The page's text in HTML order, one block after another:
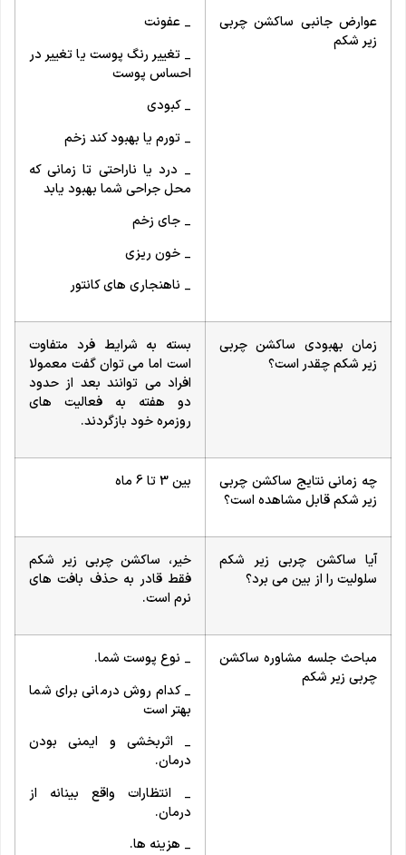
عوارض جانبی ساکشن چربی
زیر شکم
_ عفونت
_ تغییر رنگ پوست یا تغییر در
احساس پوست
_ کبودی
_ تورم یا بهبود کند زخم
_ درد یا ناراحتی تا زمانی که
محل جراحی شما بهبود یابد
_ جای زخم
_ خون ریزی
_ ناهنجاری های کانتور
زمان بهبودی ساکشن چربی
زیر شکم چقدر است؟
بسته به شرایط فرد متفاوت
است اما می توان گفت معمولا
افراد می توانند بعد از حدود
دو هفته به فعالیت های
روزمره خود بازگردند.
چه زمانی نتایج ساکشن چربی
زیر شکم قابل مشاهده است؟
بین 3 تا 6 ماه
آیا ساکشن چربی زیر شکم
سلولیت را از بین می برد؟
خیر، ساکشن چربی زیر شکم
فقط قادر به حذف بافت های
نرم است.
مباحث جلسه مشاوره ساکشن
چربی زیر شکم
_ نوع پوست شما.
_ کدام روش درمانی برای شما
بهتر است
_ اثربخشی و ایمنی بودن
درمان.
_ انتظارات واقع بینانه از
درمان.
_ هزینه ها.